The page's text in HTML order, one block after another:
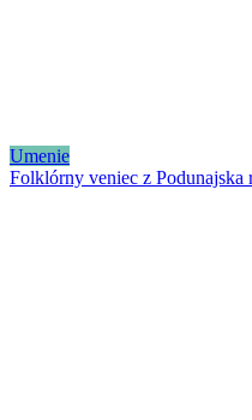
Umenie
Folklórny veniec z Podunajska